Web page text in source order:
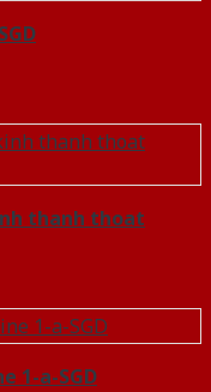
thanh thoat
1-a-SGD